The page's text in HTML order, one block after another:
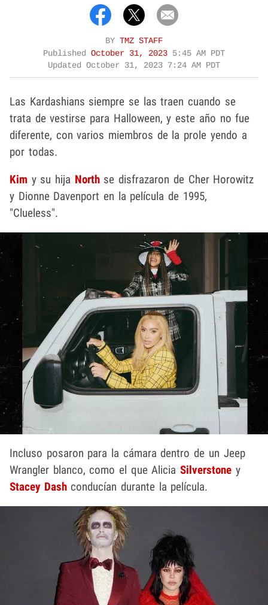
BY TMZ STAFF
Published October 31, 2023 5:45 AM PDT
Updated October 31, 2023 7:24 AM PDT
Las Kardashians siempre se las traen cuando se
trata de vestirse para Halloween, y este año no fue
diferente, con varios miembros de la prole yendo a
por todas.
Kim y su hija Northse disfrazaron de Cher Horowitz
y Dionne Davenport en la película de 1995,
"Clueless".
Incluso posaron para la cámara dentro de un Jeep
Wrangler blanco, como el que AliciaSilverstone y
Stacey Dashconducían durante la película.